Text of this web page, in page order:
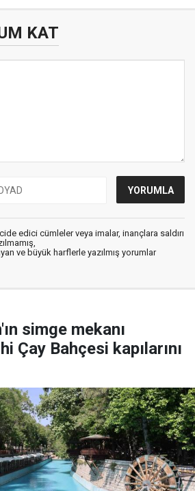
KAT
edici cümleler veya imalar, inançlara saldırı
ve büyük harflerle yazılmış yorumlar
simge mekanı
Çay Bahçesi kapılarını